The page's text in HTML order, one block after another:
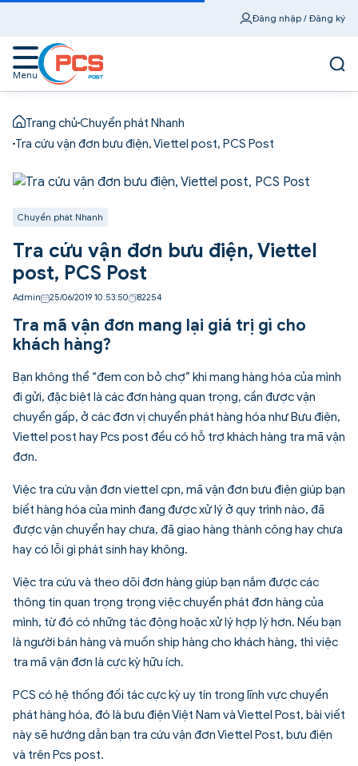
Đăng nhập / Đăng ký
Menu
Trang chủChuyển phát Nhanh
Tra cứu vận đơn bưu điện, Viettel post, PCS Post
Chuyển phát Nhanh
Tra cứu vận đơn bưu điện, Viettel
post, PCS Post
Admin 25/06/2019 10:53:50 82254
Tra mã vận đơn mang lại giá trị gì cho
khách hàng?
Bạn không thể “đem con bỏ chợ” khi mang hàng hóa của mình
đi gửi, đặc biệt là các đơn hàng quan trọng, cần được vận
chuyển gấp, ở các đơn vị chuyển phát hàng hóa như Bưu điện,
Viettel post hay Pcs post đều có hỗ trợ khách hàng tra mã vận
đơn.
Việc tra cứu vận đơn viettel cpn, mã vận đơn bưu điện giúp bạn
biết hàng hóa của mình đang được xử lý ở quy trình nào, đã
được vận chuyển hay chưa, đã giao hàng thành công hay chưa
hay có lỗi gì phát sinh hay không.
Việc tra cứu và theo dõi đơn hàng giúp bạn nắm được các
thông tin quan trọng trọng việc chuyển phát đơn hàng của
mình, từ đó có những tác động hoặc xử lý hợp lý hơn. Nếu bạn
là người bán hàng và muốn ship hàng cho khách hàng, thì việc
tra mã vận đơn là cực kỳ hữu ích.
PCS có hệ thống đối tác cực kỳ uy tín trong lĩnh vực chuyển
phát hàng hóa, đó là bưu điện Việt Nam và Viettel Post, bài viết
này sẽ hướng dẫn bạn tra cứu vận đơn Viettel Post, bưu điện
và trên Pcs post.